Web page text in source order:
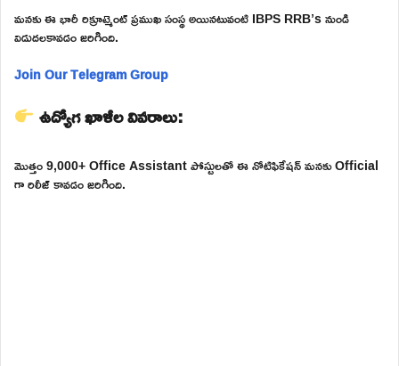
మనకు ఈ భారీ రిక్రూట్మెంట్ ప్రముఖ సంస్థ అయినటువంటి IBPS RRB’s నుండి
విడుదలకావడం జరిగింది.
Join Our Telegram Group
ఉద్యోగ ఖాళీల వివరాలు:
మొత్తం 9,000+ Office Assistant పోస్టులతో ఈ నోటిఫికేషన్ మనకు Official
గా రిలీజ్ కావడం జరిగింది.